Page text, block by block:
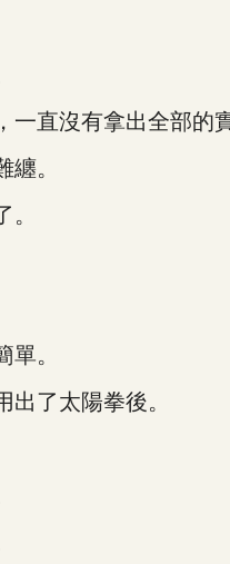
直沒有拿出全部的實
。
。
了太陽拳後。